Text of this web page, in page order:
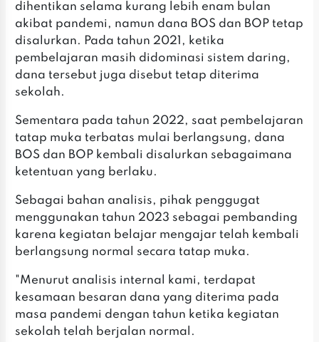
dihentikan selama kurang lebih enam bulan
akibat pandemi, namun dana BOS dan BOP tetap
disalurkan. Pada tahun 2021, ketika
pembelajaran masih didominasi sistem daring,
dana tersebut juga disebut tetap diterima
sekolah.
Sementara pada tahun 2022, saat pembelajaran
tatap muka terbatas mulai berlangsung, dana
BOS dan BOP kembali disalurkan sebagaimana
ketentuan yang berlaku.
Sebagai bahan analisis, pihak penggugat
menggunakan tahun 2023 sebagai pembanding
karena kegiatan belajar mengajar telah kembali
berlangsung normal secara tatap muka.
"Menurut analisis internal kami, terdapat
kesamaan besaran dana yang diterima pada
masa pandemi dengan tahun ketika kegiatan
sekolah telah berjalan normal.